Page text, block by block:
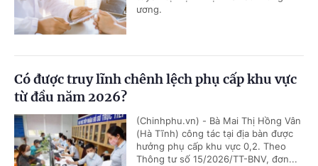
ương.
Có được truy lĩnh chênh lệch phụ cấp khu vực
từ đầu năm 2026?
(Chinhphu.vn) - Bà Mai Thị Hồng Vân
(Hà Tĩnh) công tác tại địa bàn được
hưởng phụ cấp khu vực 0,2. Theo
Thông tư số 15/2026/TT-BNV, đơn...